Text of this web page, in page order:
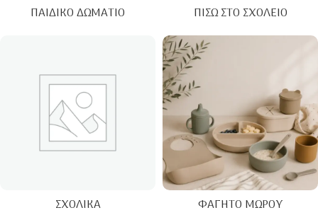
ΠΑΙΔΙΚΌ ΔΩΜΆΤΙΟ ΠΊΣΩ ΣΤΟ ΣΧΟΛΕΊΟ
ΣΧΟΛΙΚΆ ΦΑΓΗΤΌ ΜΩΡΟΎ